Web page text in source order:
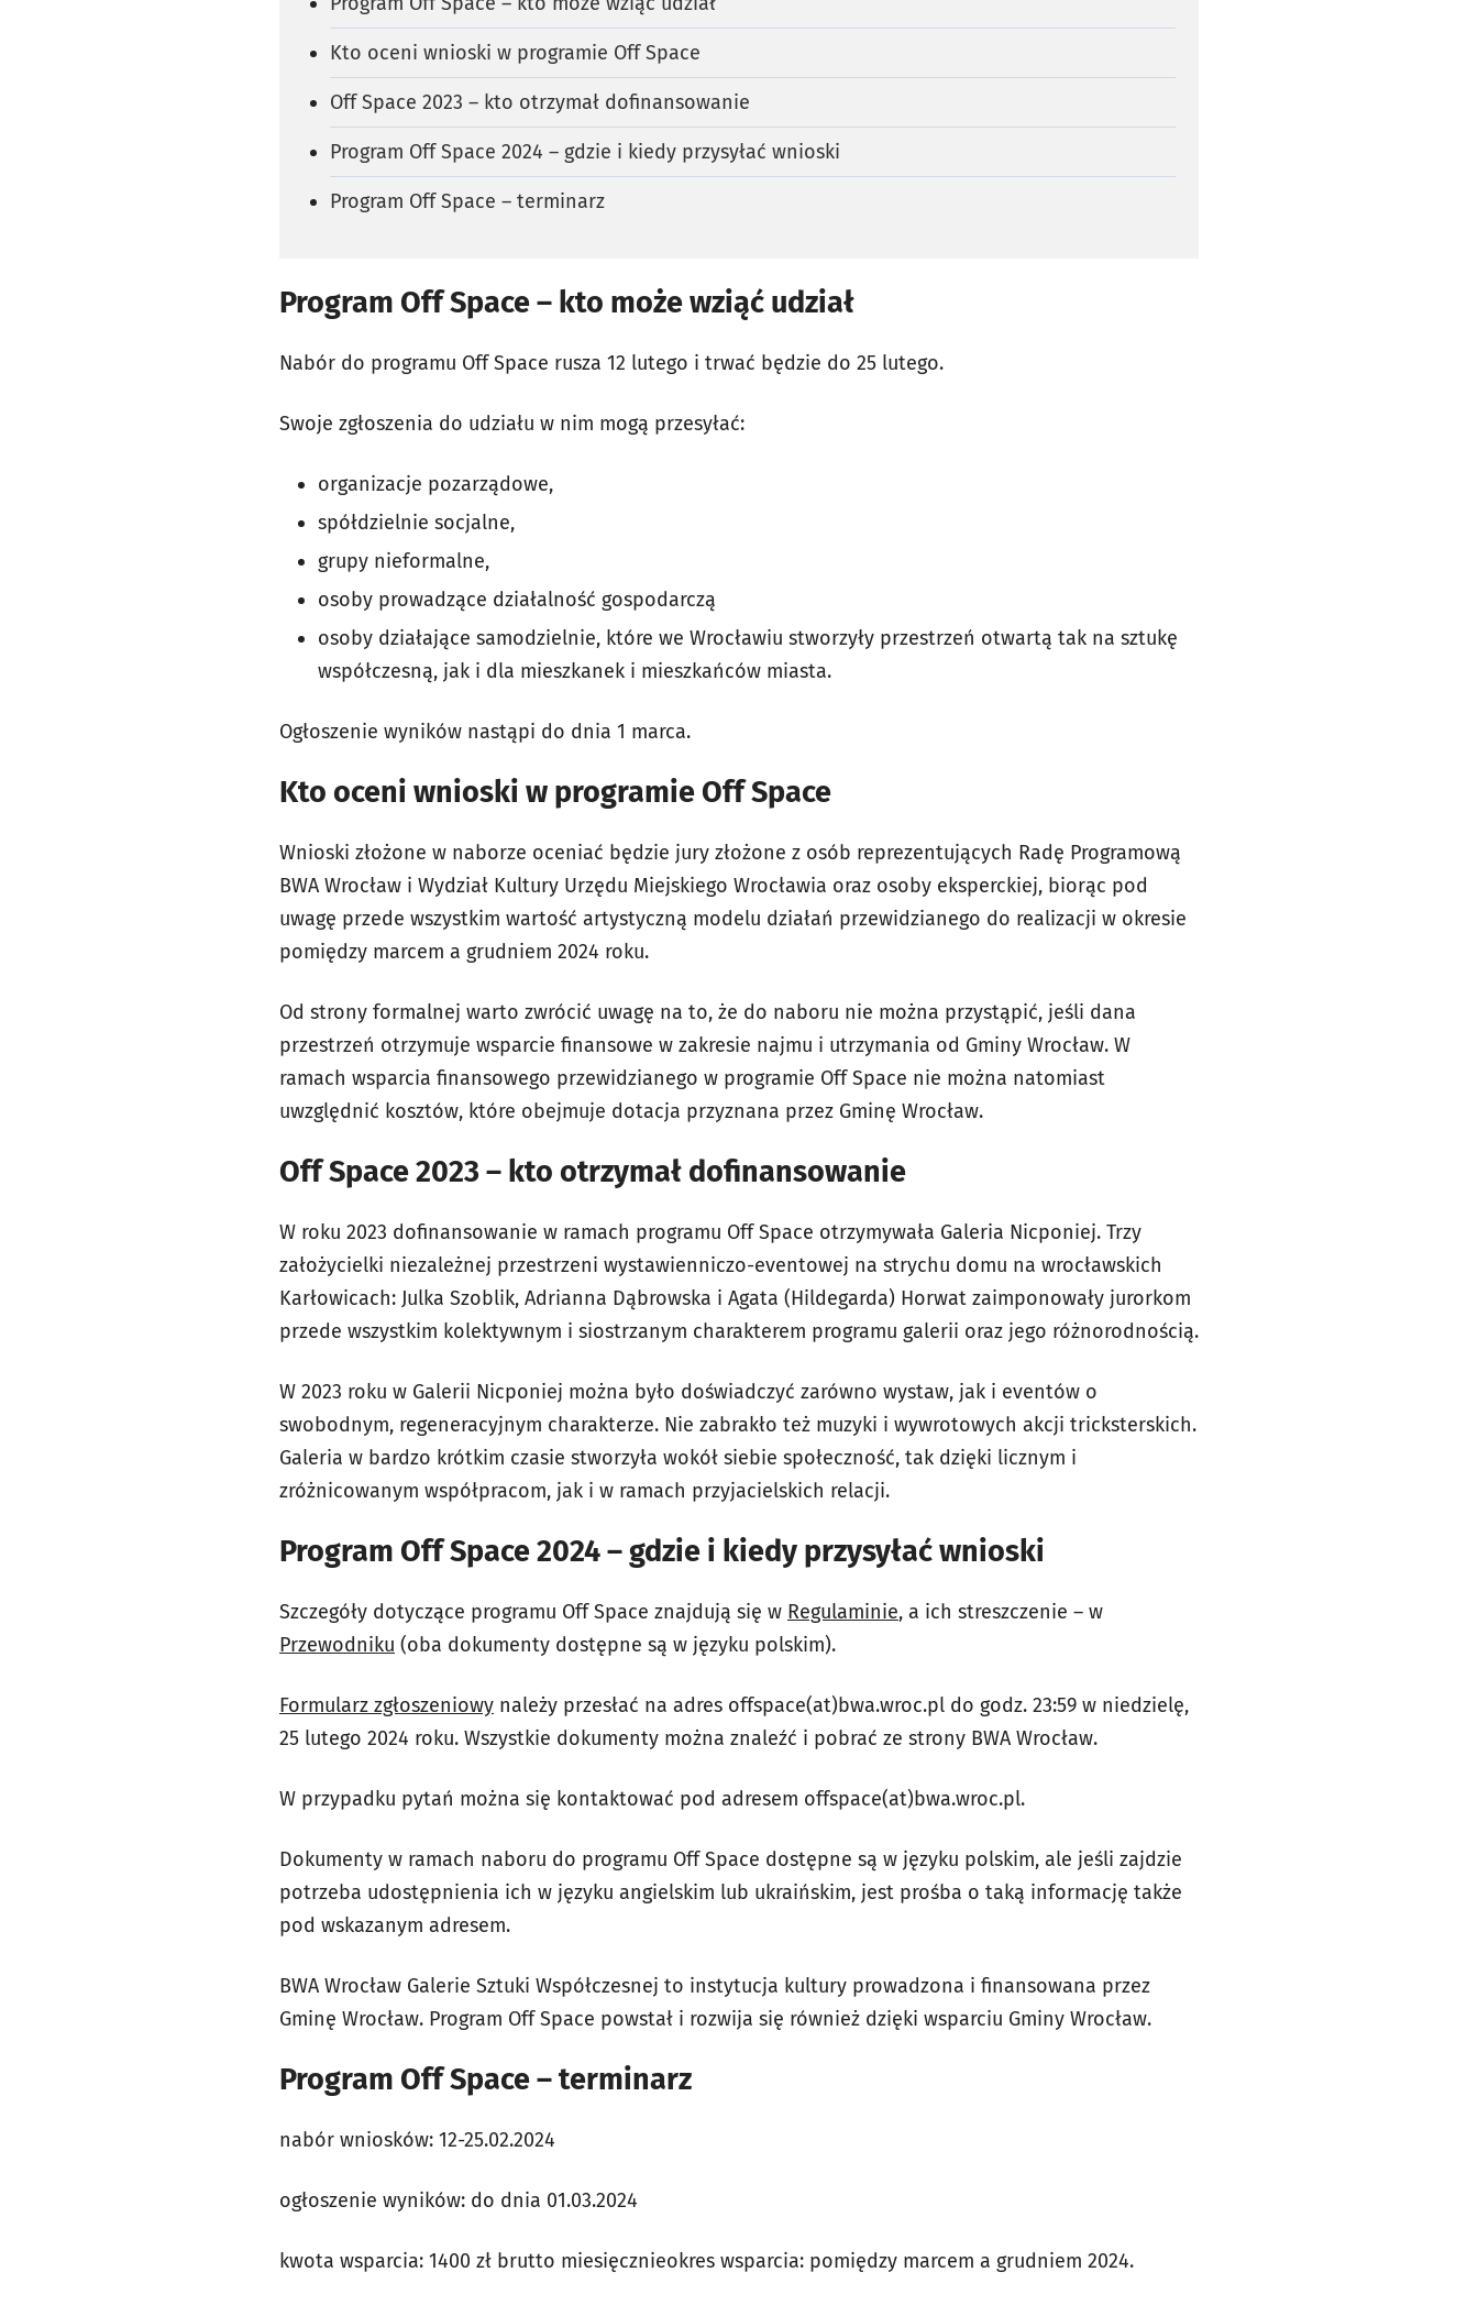
Kto oceni wnioski w programie Off Space
Off Space 2023 – kto otrzymał dofinansowanie
Program Off Space 2024 – gdzie i kiedy przysyłać wnioski
Program Off Space – terminarz
Program Off Space – kto może wziąć udział
Nabór do programu Off Space rusza 12 lutego i trwać będzie do 25 lutego.
Swoje zgłoszenia do udziału w nim mogą przesyłać:
organizacje pozarządowe,
spółdzielnie socjalne,
grupy nieformalne,
osoby prowadzące działalność gospodarczą
osoby działające samodzielnie, które we Wrocławiu stworzyły przestrzeń otwartą tak na sztukę
współczesną, jak i dla mieszkanek i mieszkańców miasta.
Ogłoszenie wyników nastąpi do dnia 1 marca.
Kto oceni wnioski w programie Off Space
Wnioski złożone w naborze oceniać będzie jury złożone z osób reprezentujących Radę Programową
BWA Wrocław i Wydział Kultury Urzędu Miejskiego Wrocławia oraz osoby eksperckiej, biorąc pod
uwagę przede wszystkim wartość artystyczną modelu działań przewidzianego do realizacji w okresie
pomiędzy marcem a grudniem 2024 roku.
Od strony formalnej warto zwrócić uwagę na to, że do naboru nie można przystąpić, jeśli dana
przestrzeń otrzymuje wsparcie finansowe w zakresie najmu i utrzymania od Gminy Wrocław. W
ramach wsparcia finansowego przewidzianego w programie Off Space nie można natomiast
uwzględnić kosztów, które obejmuje dotacja przyznana przez Gminę Wrocław.
Off Space 2023 – kto otrzymał dofinansowanie
W roku 2023 dofinansowanie w ramach programu Off Space otrzymywała Galeria Nicponiej. Trzy
założycielki niezależnej przestrzeni wystawienniczo-eventowej na strychu domu na wrocławskich
Karłowicach: Julka Szoblik, Adrianna Dąbrowska i Agata (Hildegarda) Horwat zaimponowały jurorkom
przede wszystkim kolektywnym i siostrzanym charakterem programu galerii oraz jego różnorodnością.
W 2023 roku w Galerii Nicponiej można było doświadczyć zarówno wystaw, jak i eventów o
swobodnym, regeneracyjnym charakterze. Nie zabrakło też muzyki i wywrotowych akcji tricksterskich.
Galeria w bardzo krótkim czasie stworzyła wokół siebie społeczność, tak dzięki licznym i
zróżnicowanym współpracom, jak i w ramach przyjacielskich relacji.
Program Off Space 2024 – gdzie i kiedy przysyłać wnioski
Szczegóły dotyczące programu Off Space znajdują się w Regulaminie, a ich streszczenie – w
Przewodniku (oba dokumenty dostępne są w języku polskim).
Formularz zgłoszeniowy należy przesłać na adres offspace(at)bwa.wroc.pl do godz. 23:59 w niedzielę,
25 lutego 2024 roku. Wszystkie dokumenty można znaleźć i pobrać ze strony BWA Wrocław.
W przypadku pytań można się kontaktować pod adresem offspace(at)bwa.wroc.pl.
Dokumenty w ramach naboru do programu Off Space dostępne są w języku polskim, ale jeśli zajdzie
potrzeba udostępnienia ich w języku angielskim lub ukraińskim, jest prośba o taką informację także
pod wskazanym adresem.
BWA Wrocław Galerie Sztuki Współczesnej to instytucja kultury prowadzona i finansowana przez
Gminę Wrocław. Program Off Space powstał i rozwija się również dzięki wsparciu Gminy Wrocław.
Program Off Space – terminarz
nabór wniosków: 12-25.02.2024
ogłoszenie wyników: do dnia 01.03.2024
kwota wsparcia: 1400 zł brutto miesięcznieokres wsparcia: pomiędzy marcem a grudniem 2024.